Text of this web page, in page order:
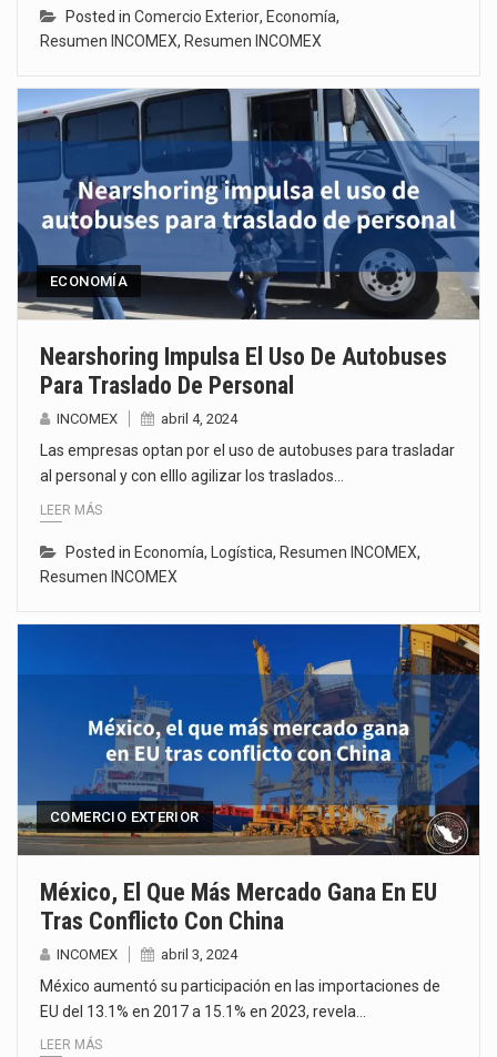
Posted in Comercio Exterior, Economía,
Resumen INCOMEX, Resumen INCOMEX
ECONOMÍA
Nearshoring Impulsa El Uso De Autobuses
Para Traslado De Personal
INCOMEX abril 4, 2024
Las empresas optan por el uso de autobuses para trasladar
al personal y con elllo agilizar los traslados…
LEER MÁS
Posted in Economía, Logística, Resumen INCOMEX,
Resumen INCOMEX
COMERCIO EXTERIOR
México, El Que Más Mercado Gana En EU
Tras Conflicto Con China
INCOMEX abril 3, 2024
México aumentó su participación en las importaciones de
EU del 13.1% en 2017 a 15.1% en 2023, revela…
LEER MÁS